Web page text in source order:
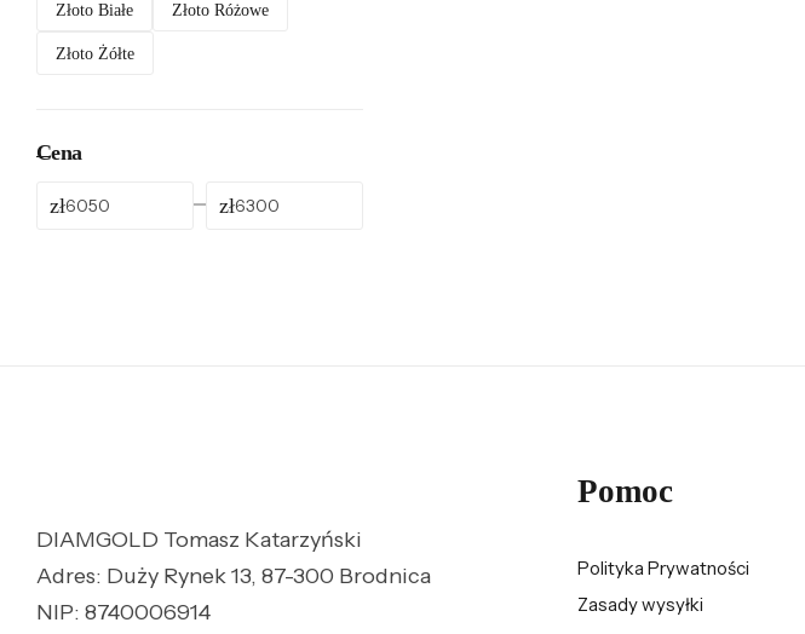
Złoto Białe Złoto Różowe
Złoto Żółte
Cena
zł zł
DIAMGOLD Tomasz Katarzyński
Adres: Duży Rynek 13, 87-300 Brodnica
NIP: 8740006914
Pomoc
Polityka Prywatności
Zasady wysyłki